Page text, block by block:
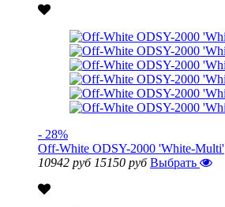
- 28%
Off-White ODSY-2000 'White-Multi'
10942 руб 15150 руб Выбрать